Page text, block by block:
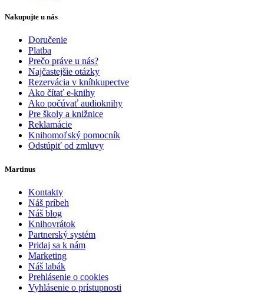
Nakupujte u nás
Doručenie
Platba
Prečo práve u nás?
Najčastejšie otázky
Rezervácia v kníhkupectve
Ako čítať e-knihy
Ako počúvať audioknihy
Pre školy a knižnice
Reklamácie
Knihomoľský pomocník
Odstúpiť od zmluvy
Martinus
Kontakty
Náš príbeh
Náš blog
Knihovrátok
Partnerský systém
Pridaj sa k nám
Marketing
Náš labák
Prehlásenie o cookies
Vyhlásenie o prístupnosti